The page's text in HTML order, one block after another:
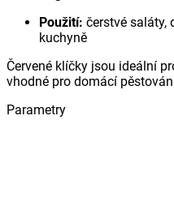
Použití: čerstvé saláty,
kuchyně
Červené klíčky jsou ideální
vhodné pro domácí
Parametry